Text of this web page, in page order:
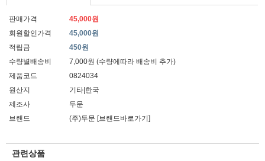
판매가격
45,000원
회원할인가격
45,000원
적립금
450원
수량별배송비
7,000원 (수량에따라 배송비 추가)
제품코드
0824034
원산지
기타|한국
제조사
두문
브랜드
(주)두문 [브랜드바로가기]
관련상품